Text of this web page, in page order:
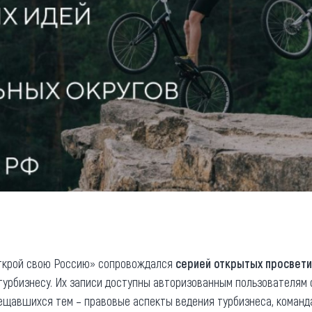
свою Россию» сопровождался серией открытых
Их записи доступны авторизованным
тем – правовые аспекты ведения турбизнеса,